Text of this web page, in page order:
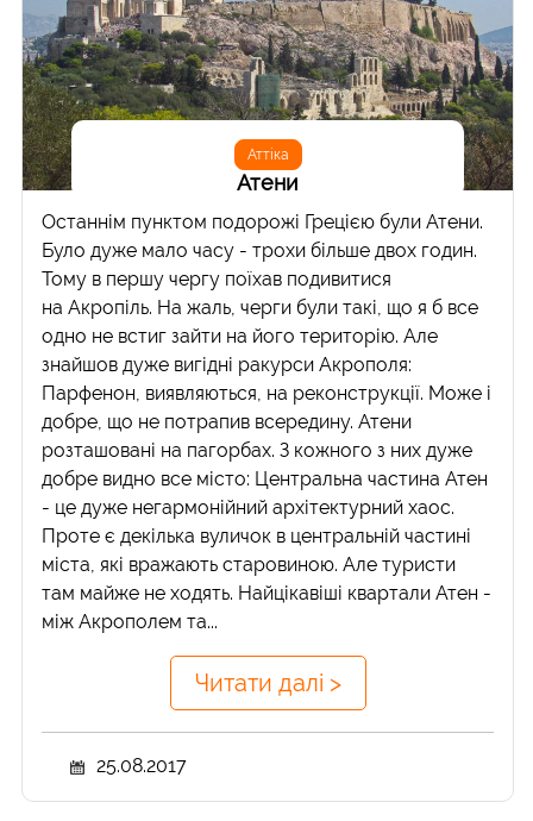
Аттіка
Атени
Останнім пунктом подорожі Грецією були Атени.
Було дуже мало часу - трохи більше двох годин.
Тому в першу чергу поїхав подивитися
на Акропіль. На жаль, черги були такі, що я б все
одно не встиг зайти на його територію. Але
знайшов дуже вигідні ракурси Акрополя:
Парфенон, виявляються, на реконструкції. Може і
добре, що не потрапив всередину. Атени
розташовані на пагорбах. З кожного з них дуже
добре видно все місто: Центральна частина Атен
- це дуже негармонійний архітектурний хаос.
Проте є декілька вуличок в центральній частині
міста, які вражають старовиною. Але туристи
там майже не ходять. Найцікавіші квартали Атен -
між Акрополем та...
Читати далі >
25.08.2017